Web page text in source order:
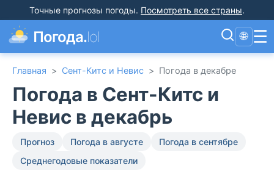
Точные прогнозы погоды. Посмотреть все страны.
Погода.lol 🌐 ☰
Главная > Сент-Китс и Невис > Погода в декабре
Погода в Сент-Китс и
Невис в декабрь
Прогноз Погода в августе
Погода в сентябре
Среднегодовые показатели